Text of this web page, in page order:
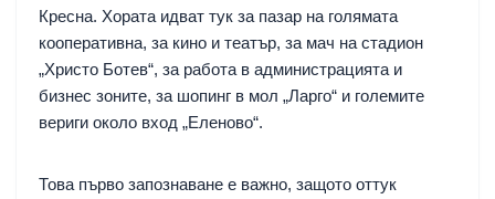
Кресна. Хората идват тук за пазар на голямата
кооперативна, за кино и театър, за мач на стадион
„Христо Ботев“, за работа в администрацията и
бизнес зоните, за шопинг в мол „Ларго“ и големите
вериги около вход „Еленово“.
Това първо запознаване е важно, защото оттук